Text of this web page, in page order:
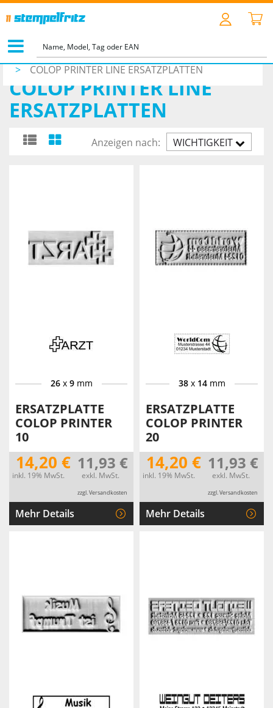
>
ERSATZPLATTEN NACH TYPEN
>
COLOP PRINTER LINE ERSATZPLATTEN
COLOP PRINTER LINE
ERSATZPLATTEN
WICHTIGKEIT
Anzeigen nach:
26x 9mm
ERSATZPLATTE
COLOP PRINTER
10
14,20 €
inkl. 19% MwSt.
11,93 €
exkl. MwSt.
zzgl. Versandkosten
Mehr Details
38x 14mm
ERSATZPLATTE
COLOP PRINTER
20
14,20 €
inkl. 19% MwSt.
11,93 €
exkl. MwSt.
zzgl. Versandkosten
Mehr Details